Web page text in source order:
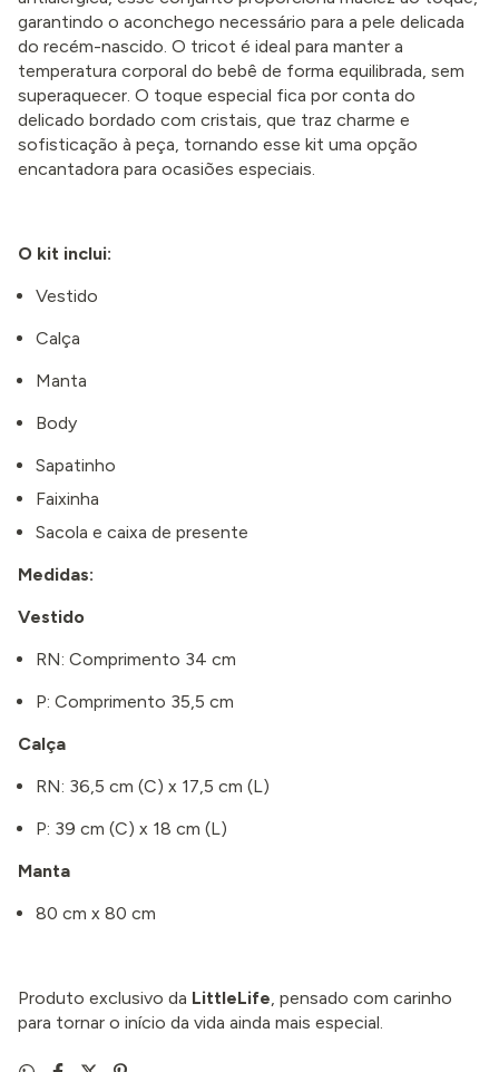
garantindo o aconchego necessário para a pele delicada
do recém-nascido. O tricot é ideal para manter a
temperatura corporal do bebê de forma equilibrada, sem
superaquecer. O toque especial fica por conta do
delicado bordado com cristais, que traz charme e
sofisticação à peça, tornando esse kit uma opção
encantadora para ocasiões especiais.
O kit inclui:
Vestido
Calça
Manta
Body
Sapatinho
Faixinha
Sacola e caixa de presente
Medidas:
Vestido
RN: Comprimento 34 cm
P: Comprimento 35,5 cm
Calça
RN: 36,5 cm (C) x 17,5 cm (L)
P: 39 cm (C) x 18 cm (L)
Manta
80 cm x 80 cm
Produto exclusivo da LittleLife, pensado com carinho
para tornar o início da vida ainda mais especial.